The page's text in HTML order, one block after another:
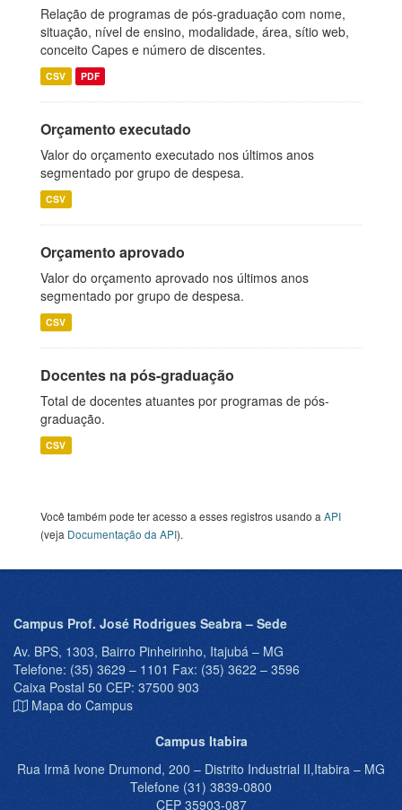
Relação de programas de pós-graduação com nome,
situação, nível de ensino, modalidade, área, sítio web,
conceito Capes e número de discentes.
CSV PDF
Orçamento executado
Valor do orçamento executado nos últimos anos
segmentado por grupo de despesa.
CSV
Orçamento aprovado
Valor do orçamento aprovado nos últimos anos
segmentado por grupo de despesa.
CSV
Docentes na pós-graduação
Total de docentes atuantes por programas de pós-
graduação.
CSV
Você também pode ter acesso a esses registros usando a API
(veja Documentação da API).
Campus Prof. José Rodrigues Seabra – Sede
Av. BPS, 1303, Bairro Pinheirinho, Itajubá – MG
Telefone: (35) 3629 – 1101 Fax: (35) 3622 – 3596
Caixa Postal 50 CEP: 37500 903
Mapa do Campus
Campus Itabira
Rua Irmã Ivone Drumond, 200 – Distrito Industrial II,Itabira – MG
Telefone (31) 3839-0800
CEP 35903-087